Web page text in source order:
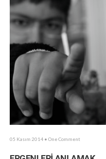
05 Kasım 2014 • One Comment